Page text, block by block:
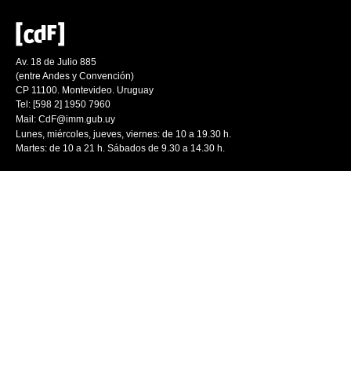
Av. 18 de Julio 885
(entre Andes y Convención)
CP 11100. Montevideo. Uruguay
Tel: [598 2] 1950 7960
Mail: CdF@imm.gub.uy
Lunes, miércoles, jueves, viernes: de 10 a 19.30 h.
Martes: de 10 a 21 h. Sábados de 9.30 a 14.30 h.